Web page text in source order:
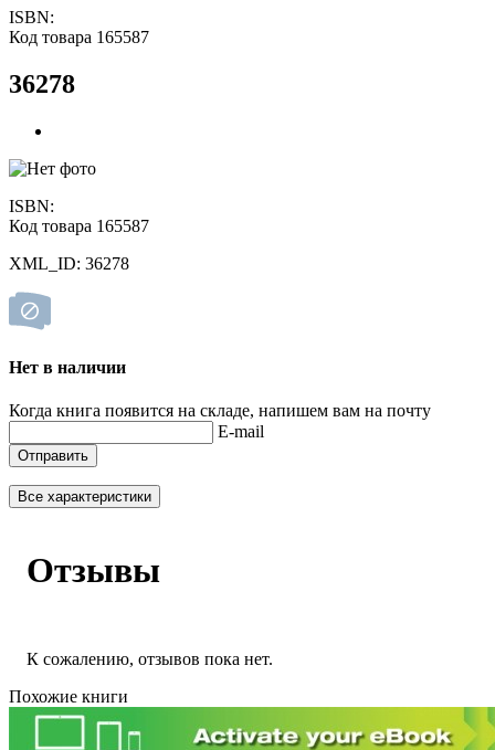
ISBN:
Код товара 165587
36278
ISBN:
Код товара 165587
XML_ID: 36278
Нет в наличии
Когда книга появится на складе, напишем вам на почту
E-mail
Отправить
Все характеристики
Отзывы
К сожалению, отзывов пока нет.
Похожие книги